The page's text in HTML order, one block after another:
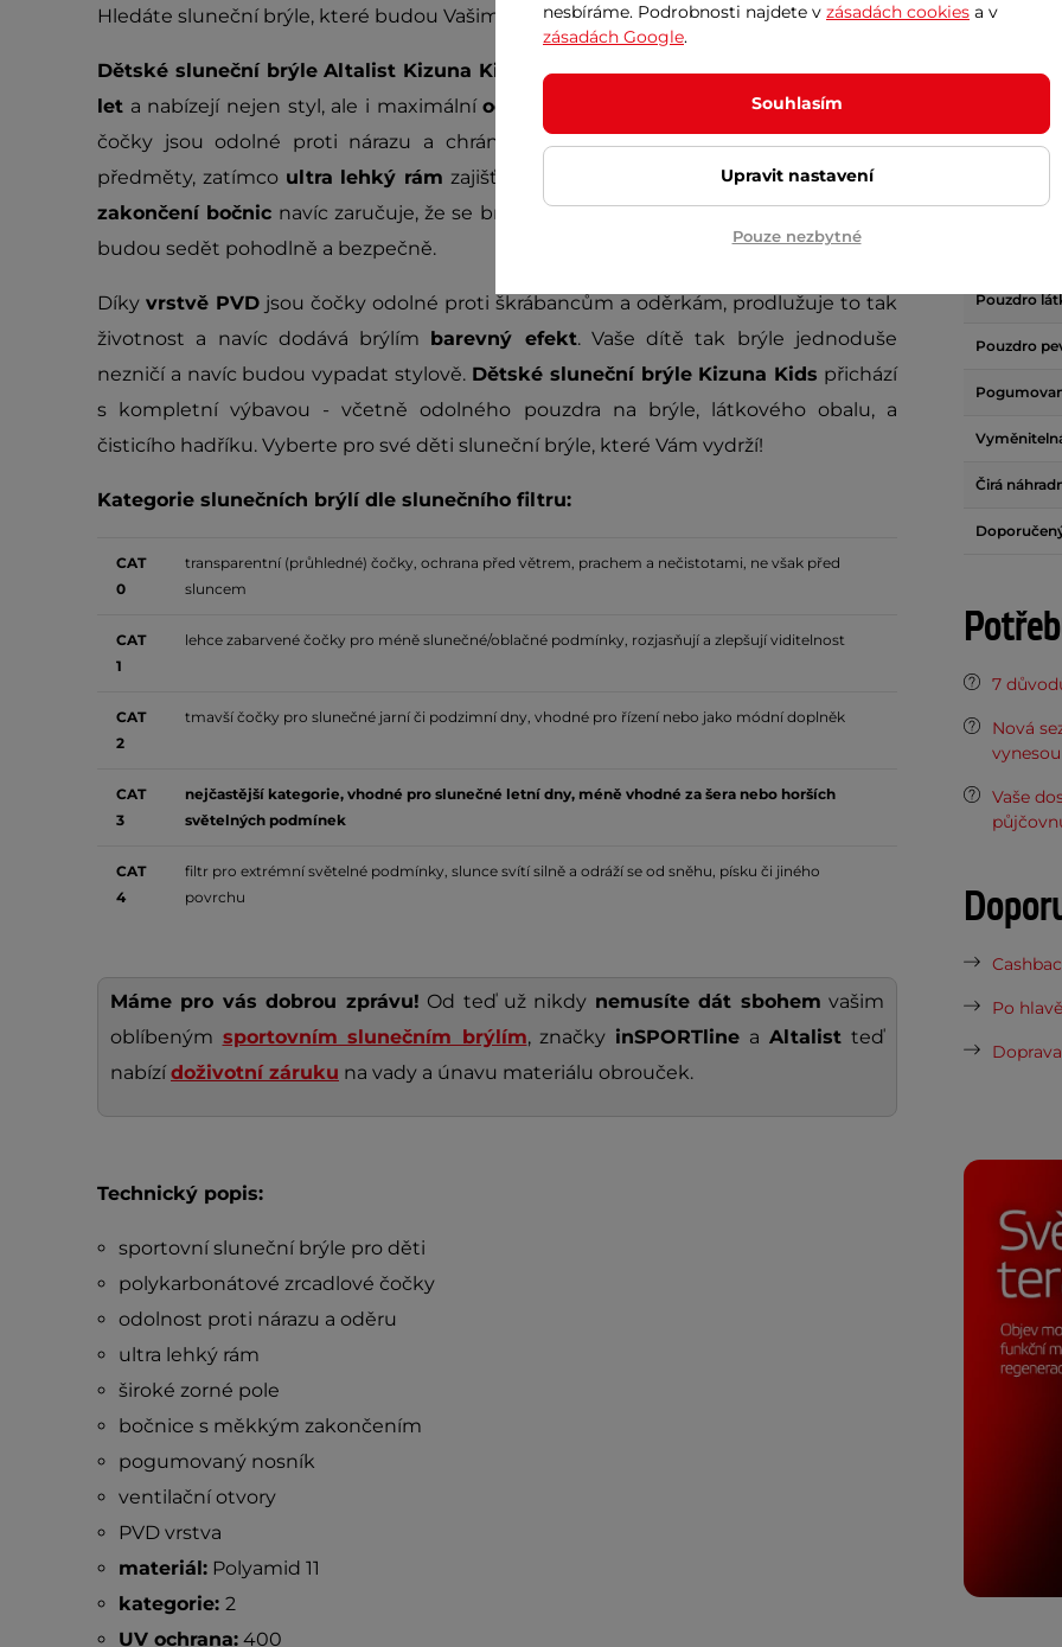
Hledáte sluneční brýle, které budou Vašim nejmenším opravdu sedět?
Dětské sluneční brýle Altalist Kizuna Kids jsou ideální pro děti ve věkuod 2 do 6
let a nabízejí nejen styl, ale i maximálníochranu proti UV záření
. Polykarbonátové
čočky jsou odolné proti nárazu a chrání oči vašich dětí před hmyzem i cizími
předměty, zatímco ultra lehký rám zajišťuje pohodlné nošení po celý den.Měkké
zakončení bočnic navíc zaručuje, že se brýle skvěle přizpůsobí konturám obličeje a
budou sedět pohodlně a bezpečně.
Díky vrstvě PVD jsou čočky odolné proti škrábancům a oděrkám, prodlužuje to tak
životnost a navíc dodává brýlím barevný efekt. Vaše dítě tak brýle jednoduše
nezničí a navíc budou vypadat stylově. Dětské sluneční brýle Kizuna Kids přichází
s kompletní výbavou - včetně odolného pouzdra na brýle, látkového obalu, a
čisticího hadříku. Vyberte pro své děti sluneční brýle, které Vám vydrží!
Kategorie slunečních brýlí dle slunečního filtru:
CAT
0
transparentní (průhledné) čočky, ochrana před větrem, prachem a nečistotami, ne však před
sluncem
CAT
1
lehce zabarvené čočky pro méně slunečné/oblačné podmínky, rozjasňují a zlepšují viditelnost
CAT
2
tmavší čočky pro slunečné jarní či podzimní dny, vhodné pro řízení nebo jako módní doplněk
CAT
3
nejčastější kategorie, vhodné pro slunečné letní dny, méně vhodné za šera nebo horších
světelných podmínek
CAT
4
filtr pro extrémní světelné podmínky, slunce svítí silně a odráží se od sněhu, písku či jiného
povrchu
Máme pro vás dobrou zprávu! Od teď už nikdy nemusíte dát sbohem vašim
oblíbeným sportovním slunečním brýlím, značky inSPORTline a Altalist teď
nabízídoživotní záruku na vady a únavu materiálu obrouček.
Technický popis:
sportovní sluneční brýle pro děti
polykarbonátové zrcadlové čočky
odolnost proti nárazu a oděru
ultra lehký rám
široké zorné pole
bočnice s měkkým zakončením
pogumovaný nosník
ventilační otvory
PVD vrstva
materiál:Polyamid 11
kategorie: 2
UV ochrana:400
Materiál
Kategorie
Pouzdro
Pouzdro
Čirá
7
Nová
Vaše
Po
nesbíráme. Podrobnosti najdete v zásadách cookies a v
zásadách Google.
Souhlasím
Upravit nastavení
Pouze nezbytné